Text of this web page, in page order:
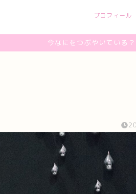
プロフィール
今なにをつぶやいている？